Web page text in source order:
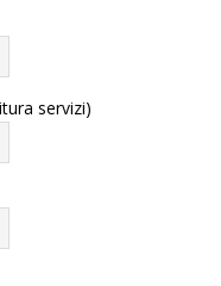
servizi)